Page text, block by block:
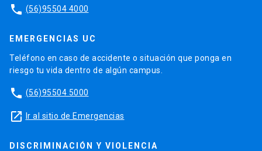
phone (56)95504 4000
EMERGENCIAS UC
Teléfono en caso de accidente o situación que ponga en
riesgo tu vida dentro de algún campus.
phone (56)95504 5000
launch Ir al sitio de Emergencias
DISCRIMINACIÓN Y VIOLENCIA